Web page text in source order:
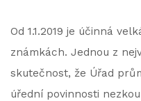
Od 1.1.2019 je účinná
známkách. Jednou z
skutečnost, že Úřad
úřední povinnosti